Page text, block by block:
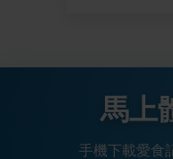
馬上
手機下載愛食